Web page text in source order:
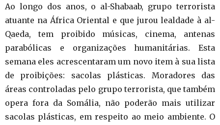
Ao longo dos anos, o al-Shabaab, grupo terrorista
atuante na África Oriental e que jurou lealdade à al-
Qaeda, tem proibido músicas, cinema, antenas
parabólicas e organizações humanitárias. Esta
semana eles acrescentaram um novo item à sua lista
de proibições: sacolas plásticas. Moradores das
áreas controladas pelo grupo terrorista, que também
opera fora da Somália, não poderão mais utilizar
sacolas plásticas, em respeito ao meio ambiente. O